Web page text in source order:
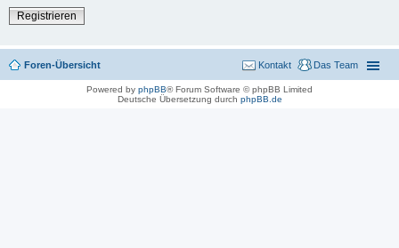
Registrieren
Foren-Übersicht Das Team
Kontakt
Powered by phpBB® Forum Software © phpBB Limited
Deutsche Übersetzung durch phpBB.de